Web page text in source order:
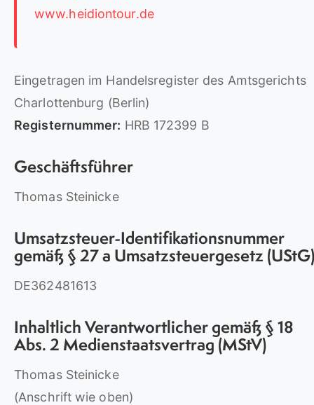
www.heidiontour.de
Eingetragen im Handelsregister des Amtsgerichts
Charlottenburg (Berlin)
Registernummer: HRB 172399 B
Geschäftsführer
Thomas Steinicke
Umsatzsteuer-Identifikationsnummer
gemäß § 27 a Umsatzsteuergesetz (UStG)
DE362481613
Inhaltlich Verantwortlicher gemäß § 18
Abs. 2 Medienstaatsvertrag (MStV)
Thomas Steinicke
(Anschrift wie oben)